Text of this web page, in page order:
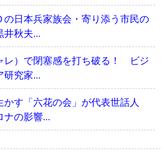
の日本兵家族会・寄り添う市民の
井秋夫...
レ）で閉塞感を打ち破る！ ビジ
研究家...
かす「六花の会」が代表世話人
の影響...